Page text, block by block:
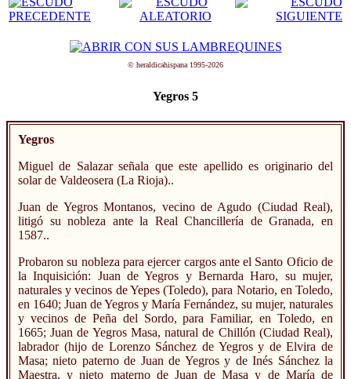
© heraldicahispana 1995-2026
Yegros 5
Yegros
Miguel de Salazar señala que este apellido es originario del
solar de Valdeosera (La Rioja)..
Juan de Yegros Montanos, vecino de Agudo (Ciudad Real),
litigó su nobleza ante la Real Chancillería de Granada, en
1587..
Probaron su nobleza para ejercer cargos ante el Santo Oficio de
la Inquisición: Juan de Yegros y Bernarda Haro, su mujer,
naturales y vecinos de Yepes (Toledo), para Notario, en Toledo,
en 1640; Juan de Yegros y María Fernández, su mujer, naturales
y vecinos de Peña del Sordo, para Familiar, en Toledo, en
1665; Juan de Yegros Masa, natural de Chillón (Ciudad Real),
labrador (hijo de Lorenzo Sánchez de Yegros y de Elvira de
Masa; nieto paterno de Juan de Yegros y de Inés Sánchez la
Maestra, y nieto materno de Juan de Masa y de María de